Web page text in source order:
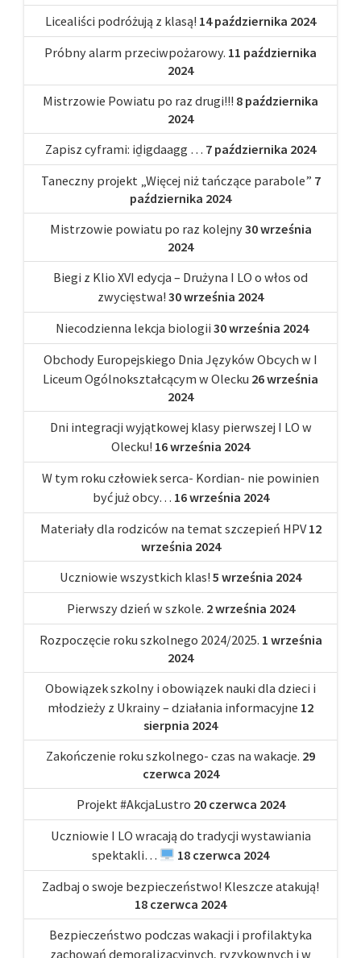
Licealiści podróżują z klasą! 14 października 2024
Próbny alarm przeciwpożarowy. 11 października
2024
Mistrzowie Powiatu po raz drugi!!! 8 października
2024
Zapisz cyframi: iḏigdaagg … 7 października 2024
Taneczny projekt „Więcej niż tańczące parabole” 7
października 2024
Mistrzowie powiatu po raz kolejny30 września
2024
Biegi z Klio XVI edycja – Drużyna I LO o włos od
zwycięstwa! 30 września 2024
Niecodzienna lekcja biologii 30 września 2024
Obchody Europejskiego Dnia Języków Obcych w I
Liceum Ogólnokształcącym w Olecku 26 września
2024
Dni integracji wyjątkowej klasy pierwszej I LO w
Olecku! 16 września 2024
W tym roku człowiek serca- Kordian- nie powinien
być już obcy… 16 września 2024
Materiały dla rodziców na temat szczepień HPV 12
września 2024
Uczniowie wszystkich klas! 5 września 2024
Pierwszy dzień w szkole. 2 września 2024
Rozpoczęcie roku szkolnego 2024/2025. 1 września
2024
Obowiązek szkolny i obowiązek nauki dla dzieci i
młodzieży z Ukrainy – działania informacyjne 12
sierpnia 2024
Zakończenie roku szkolnego- czas na wakacje. 29
czerwca 2024
Projekt #AkcjaLustro 20 czerwca 2024
Uczniowie I LO wracają do tradycji wystawiania
spektakli…
18 czerwca 2024
Zadbaj o swoje bezpieczeństwo! Kleszcze atakują!
18 czerwca 2024
Bezpieczeństwo podczas wakacji i profilaktyka
zachowań demoralizacyjnych, ryzykownych i w